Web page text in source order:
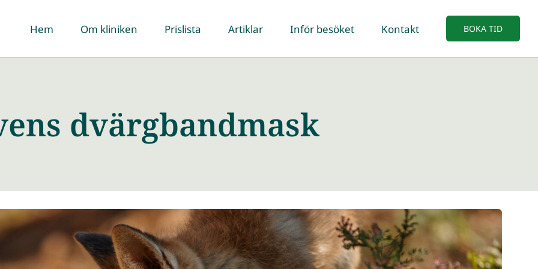
Hem Om kliniken Prislista Artiklar Inför besöket Kontakt BOKA TID
dvärgbandmask